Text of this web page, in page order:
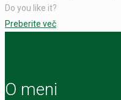
Do you like it?
Preberite več
O meni